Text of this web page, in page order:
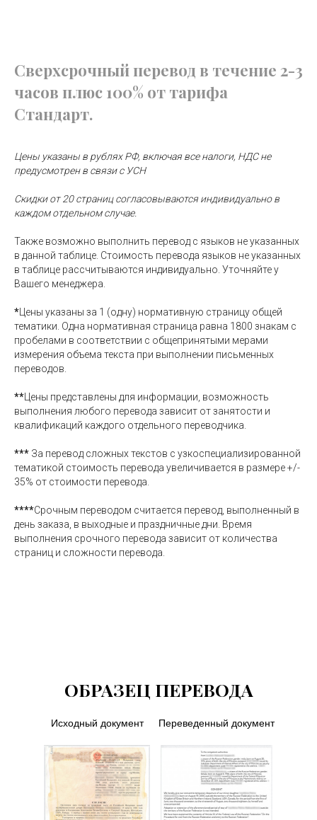
Грузинский
Иврит 1 000 ₽
Испанский 610 ₽
Итальянский 610 ₽
Киргизский
Китайский 1 100 ₽
Монгольский 970 ₽
Немецкий 550 ₽
Каталонский 610 ₽
Японский
Сверхсрочный перевод в течение 2-3
часов плюс 100% от тарифа
Стандарт.
Цены указаны в рублях РФ, включая все налоги, НДС не
предусмотрен в связи с УСН
Скидки от 20 страниц согласовываются индивидуально в
каждом отдельном случае.
Также возможно выполнить перевод с языков не указанных
в данной таблице. Стоимость перевода языков не указанных
в таблице рассчитываются индивидуально. Уточняйте у
Вашего менеджера.
*Цены указаны за 1 (одну) нормативную страницу общей
тематики. Одна нормативная страница равна 1800 знакам с
пробелами в соответствии с общепринятыми мерами
измерения объема текста при выполнении письменных
переводов.
**Цены представлены для информации, возможность
выполнения любого перевода зависит от занятости и
квалификаций каждого отдельного переводчика.
*** За перевод сложных текстов с узкоспециализированной
тематикой стоимость перевода увеличивается в размере +/-
35% от стоимости перевода.
****Срочным переводом считается перевод, выполненный в
день заказа, в выходные и праздничные дни. Время
выполнения срочного перевода зависит от количества
страниц и сложности перевода.
ОБРАЗЕЦ ПЕРЕВОДА
Исходный документ Переведенный документ